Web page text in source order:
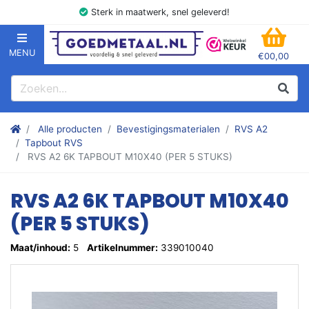
Sterk in maatwerk, snel geleverd!
MENU
GOEDMETAAL.NL
€00,00
Zoeken
Zoek
Stalen kokers, hoekstaal, Balk, Buizen Plat, Strippen, Plaat en
Alle producten Bevestigingsmaterialen
RVS A2
Tapbout RVS
RVS A2 6K TAPBOUT M10X40 (PER 5 STUKS)
RVS A2 6K TAPBOUT M10X40
(PER 5 STUKS)
Maat/inhoud: 5 Artikelnummer: 339010040